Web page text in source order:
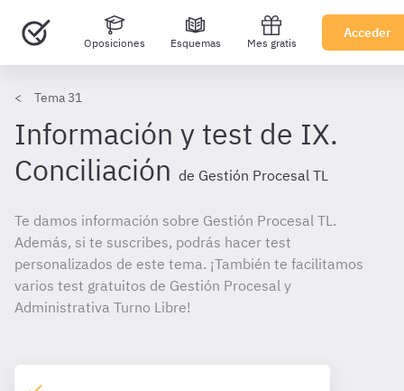
Oposiciones Esquemas Mes gratis
Acceder
Tema 31
Información y test de IX.
Conciliación de Gestión Procesal TL
Te damos información sobre Gestión Procesal TL.
Además, si te suscribes, podrás hacer test
personalizados de este tema. ¡También te facilitamos
varios test gratuitos de Gestión Procesal y
Administrativa Turno Libre!